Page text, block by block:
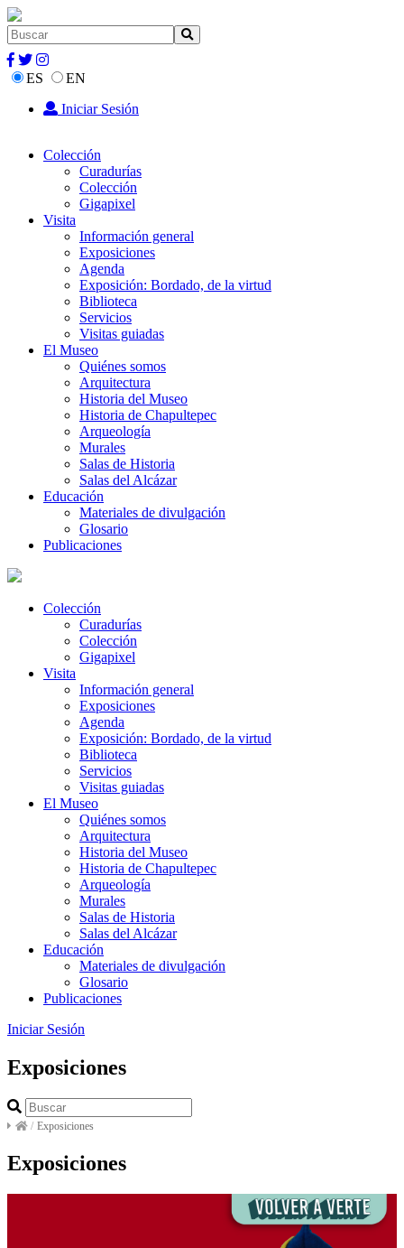
ES
EN
Iniciar Sesión
Colección
Curadurías
Colección
Gigapixel
Visita
Información general
Exposiciones
Agenda
Exposición: Bordado, de la virtud
Biblioteca
Servicios
Visitas guiadas
El Museo
Quiénes somos
Arquitectura
Historia del Museo
Historia de Chapultepec
Arqueología
Murales
Salas de Historia
Salas del Alcázar
Educación
Materiales de divulgación
Glosario
Publicaciones
Colección
Curadurías
Colección
Gigapixel
Visita
Información general
Exposiciones
Agenda
Exposición: Bordado, de la virtud
Biblioteca
Servicios
Visitas guiadas
El Museo
Quiénes somos
Arquitectura
Historia del Museo
Historia de Chapultepec
Arqueología
Murales
Salas de Historia
Salas del Alcázar
Educación
Materiales de divulgación
Glosario
Publicaciones
Iniciar Sesión
Exposiciones
/ Exposiciones
Exposiciones